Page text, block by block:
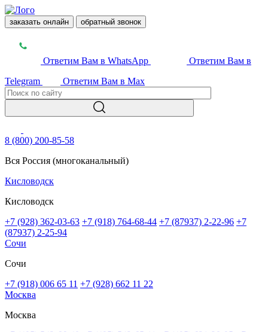
заказать онлайн обратный звонок
Ответим Вам в WhatsApp
Ответим Вам в
Telegram
Ответим Вам в Max
8 (800) 200-85-58
Вся Россия (многоканальный)
Кисловодск
Кисловодск
+7 (928) 362-03-63 +7 (918) 764-68-44 +7 (87937) 2-22-96 +7
(87937) 2-25-94
Сочи
Сочи
+7 (918) 006 65 11 +7 (928) 662 11 22
Москва
Москва